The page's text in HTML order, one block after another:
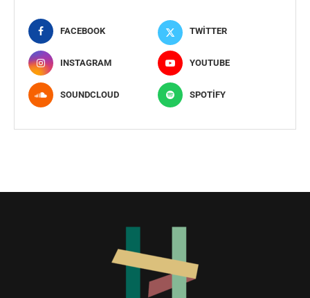
FACEBOOK TWITTER
INSTAGRAM YOUTUBE
SOUNDCLOUD SPOTIFY